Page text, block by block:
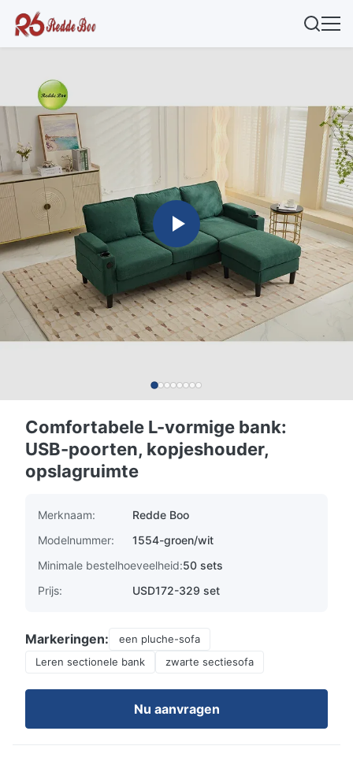
Comfortabele L-vormige bank:
USB-poorten, kopjeshouder,
opslagruimte
Merknaam:
Redde Boo
Modelnummer:
1554-groen/wit
Minimale bestelhoeveelheid:50 sets
Prijs:
USD172-329 set
Markeringen:
een pluche-sofa
Leren sectionele bank
zwarte sectiesofa
Nu aanvragen